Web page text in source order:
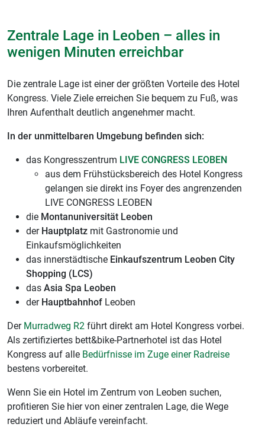
Zentrale Lage in Leoben – alles in
wenigen Minuten erreichbar
Die zentrale Lage ist einer der größten Vorteile des Hotel
Kongress. Viele Ziele erreichen Sie bequem zu Fuß, was
Ihren Aufenthalt deutlich angenehmer macht.
In der unmittelbaren Umgebung befinden sich:
das Kongresszentrum LIVE CONGRESS LEOBEN
aus dem Frühstücksbereich des Hotel Kongress
gelangen sie direkt ins Foyer des angrenzenden
LIVE CONGRESS LEOBEN
die Montanuniversität Leoben
der Hauptplatz mit Gastronomie und
Einkaufsmöglichkeiten
das innerstädtische Einkaufszentrum Leoben City
Shopping (LCS)
das Asia Spa Leoben
der Hauptbahnhof Leoben
Der Murradweg R2 führt direkt am Hotel Kongress vorbei.
Als zertifiziertes bett&bike-Partnerhotel ist das Hotel
Kongress auf alle Bedürfnisse im Zuge einer Radreise
bestens vorbereitet.
Wenn Sie ein Hotel im Zentrum von Leoben suchen,
profitieren Sie hier von einer zentralen Lage, die Wege
reduziert und Abläufe vereinfacht.